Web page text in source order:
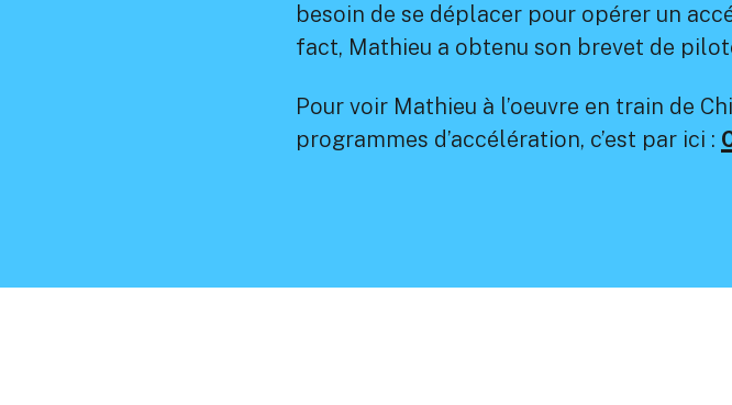
besoin de se déplacer pour opérer un
fact, Mathieu a obtenu son brevet de
Pour voir Mathieu à l’oeuvre en train de
programmes d’accélération, c’est par ici :